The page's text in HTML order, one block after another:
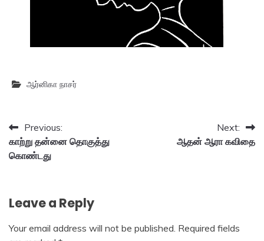
ஆர்னிகா நாசர்
Post
navigation
Previous:
காற்று தன்னை தொகுத்து
கொண்டது
Next:
ஆதன் ஆரா கவிதை
Leave a Reply
Your email address will not be published. Required fields